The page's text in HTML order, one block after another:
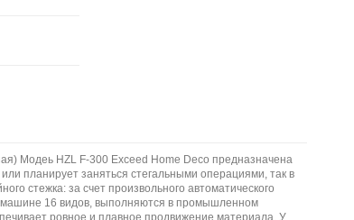
Модеь HZL F-300 Exceed Home Deco предназначена
планирует заняться стегальными операциями, так в
стежка: за счет произвольного автоматического
машине 16 видов, выполняются в промышленном